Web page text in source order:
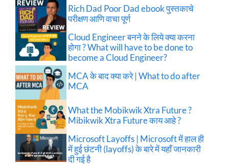
Rich Dad Poor Dad ebook पुस्तकाचे
परीक्षण आणि वाचा पूर्ण
Cloud Engineer बनने के लिये क्या करना
होगा ? What will have to be done to
become a Cloud Engineer?
MCA के बाद क्या करे | What to do after
MCA
What the Mobikwik Xtra Future ?
Mibikwik Xtra Future काय आहे ?
Microsoft Layoffs | Microsoft में हाल ही
में हुई छंटनी (layoffs) के बारे में यहाँ जानकारी
दी गई है